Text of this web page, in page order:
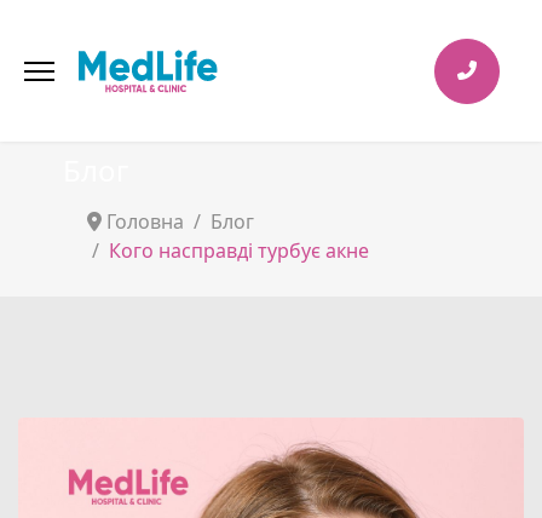
Головна
Блог
Кого насправді турбує акне